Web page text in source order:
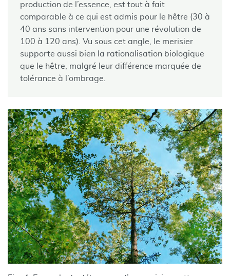
production de l’essence, est tout à fait
comparable à ce qui est admis pour le hêtre (30 à
40 ans sans intervention pour une révolution de
100 à 120 ans). Vu sous cet angle, le merisier
supporte aussi bien la rationalisation biologique
que le hêtre, malgré leur différence marquée de
tolérance à l’ombrage.